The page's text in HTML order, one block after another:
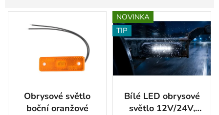
r
V
Obrysové světlo
boční oranžové
NOVINKA
TIP
Bílé LED obrysové
světlo 12V/24V,